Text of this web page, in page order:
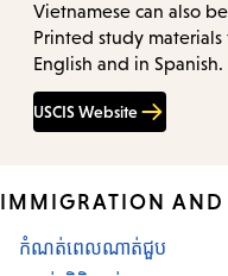
Vietnamese can also
Printed study materials
English and in Spanish.
USCIS Website
IMMIGRATION
កំណត់ពេលណាត់ជួប